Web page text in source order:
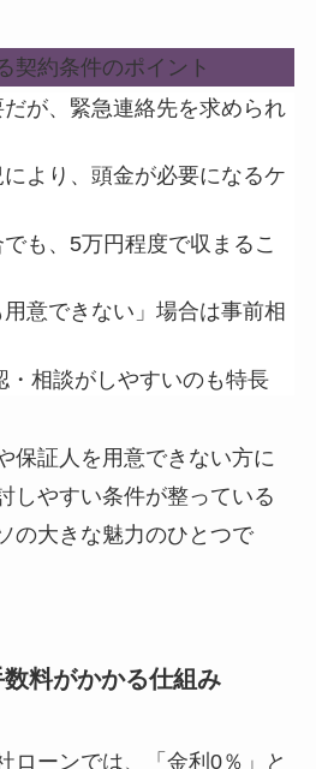
契約条件のポイント
が、緊急連絡先を求められ
より、頭金が必要になるケ
も、5万円程度で収まるこ
用意できない」場合は事前相
・相談がしやすいのも特長
保証人を用意できない方に
しやすい条件が整っている
の大きな魅力のひとつで
料がかかる仕組み
ローンでは、 「金利0％」と